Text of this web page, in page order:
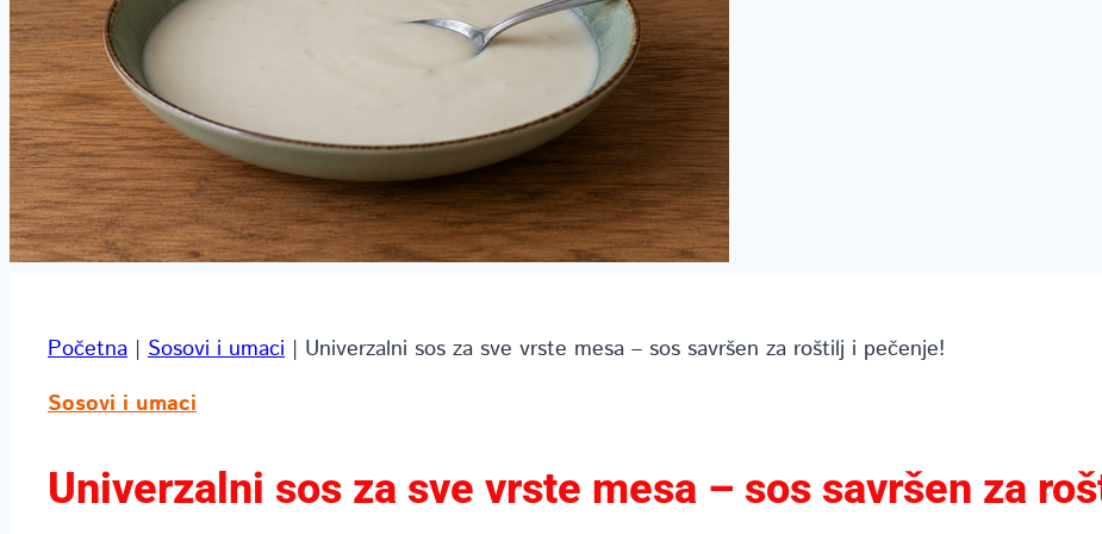
Početna | Sosovi i umaci | Univerzalni sos za sve vrste mesa – sos savršen za roštilj i pečenje!
Sosovi i umaci
Univerzalni sos za sve vrste mesa – sos savršen za